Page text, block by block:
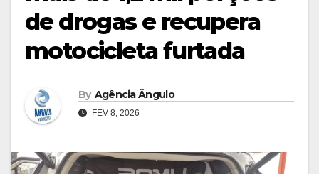
de drogas e recupera
motocicleta furtada
By Agência Ângulo
FEV 8, 2026